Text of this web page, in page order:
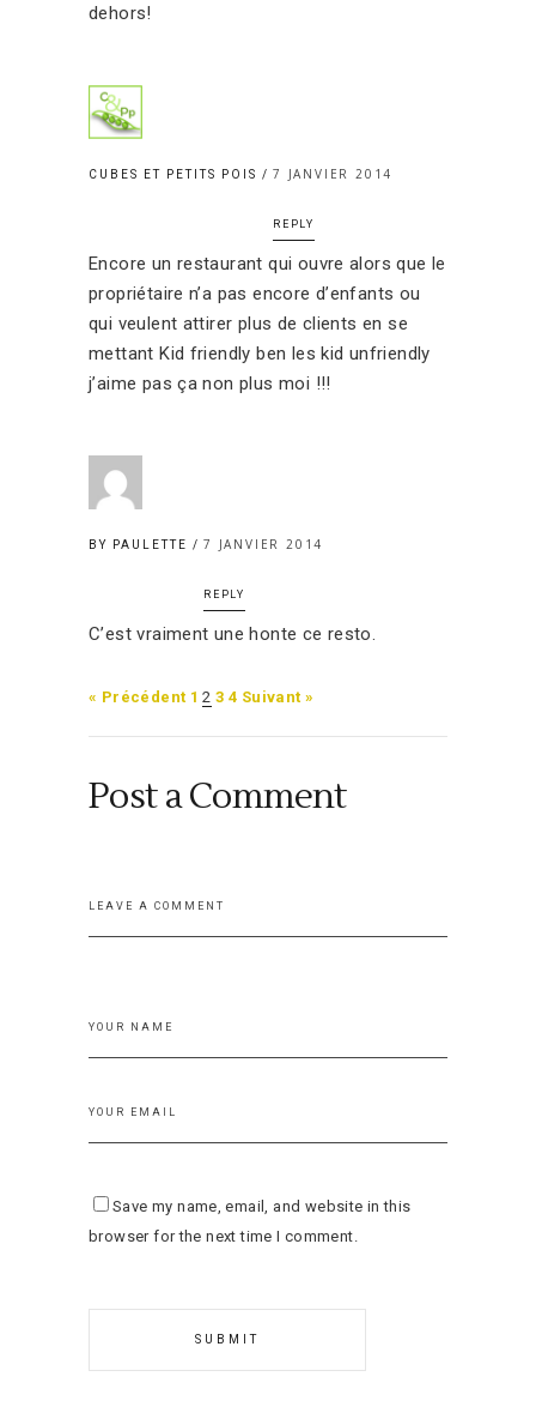
dehors!
CUBES ET PETITS POIS 7 JANVIER 2014
REPLY
Encore un restaurant qui ouvre alors que le
propriétaire n’a pas encore d’enfants ou
qui veulent attirer plus de clients en se
mettant Kid friendly ben les kid unfriendly
j’aime pas ça non plus moi !!!
BY PAULETTE 7 JANVIER 2014
REPLY
C’est vraiment une honte ce resto.
« Précédent 1 2 3 4 Suivant »
Post a Comment
Save my name, email, and website in this
browser for the next time I comment.